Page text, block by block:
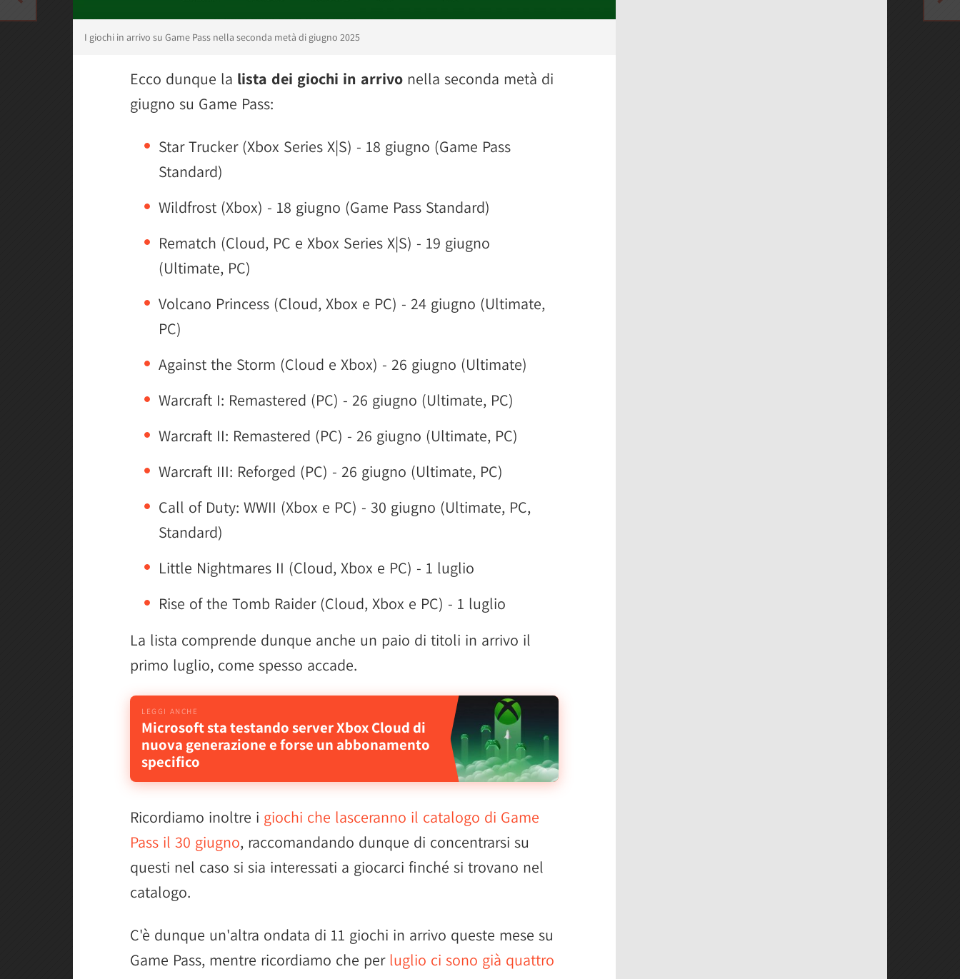
I giochi in arrivo su Game Pass nella seconda metà di giugno 2025
Ecco dunque la lista dei giochi in arrivo nella seconda metà di
giugno su Game Pass:
Star Trucker (Xbox Series X|S) - 18 giugno (Game Pass
Standard)
Wildfrost (Xbox) - 18 giugno (Game Pass Standard)
Rematch (Cloud, PC e Xbox Series X|S) - 19 giugno
(Ultimate, PC)
Volcano Princess (Cloud, Xbox e PC) - 24 giugno (Ultimate,
PC)
Against the Storm (Cloud e Xbox) - 26 giugno (Ultimate)
Warcraft I: Remastered (PC) - 26 giugno (Ultimate, PC)
Warcraft II: Remastered (PC) - 26 giugno (Ultimate, PC)
Warcraft III: Reforged (PC) - 26 giugno (Ultimate, PC)
Call of Duty: WWII (Xbox e PC) - 30 giugno (Ultimate, PC,
Standard)
Little Nightmares II (Cloud, Xbox e PC) - 1 luglio
Rise of the Tomb Raider (Cloud, Xbox e PC) - 1 luglio
La lista comprende dunque anche un paio di titoli in arrivo il
primo luglio, come spesso accade.
Microsoft sta testando server Xbox Cloud di
nuova generazione e forse un abbonamento
specifico
Ricordiamo inoltre i giochi che lasceranno il catalogo di Game
Pass il 30 giugno, raccomandando dunque di concentrarsi su
questi nel caso si sia interessati a giocarci finché si trovano nel
catalogo.
C'è dunque un'altra ondata di 11 giochi in arrivo queste mese su
Game Pass, mentre ricordiamo che per luglio ci sono già quattro